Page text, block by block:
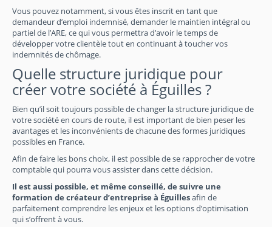
Vous pouvez notamment, si vous êtes inscrit en tant que
demandeur d’emploi indemnisé, demander le maintien intégral ou
partiel de l’ARE, ce qui vous permettra d’avoir le temps de
développer votre clientèle tout en continuant à toucher vos
indemnités de chômage.
Quelle structure juridique pour
créer votre société à Éguilles ?
Bien qu’il soit toujours possible de changer la structure juridique de
votre société en cours de route, il est important de bien peser les
avantages et les inconvénients de chacune des formes juridiques
possibles en France.
Afin de faire les bons choix, il est possible de se rapprocher de votre
comptable qui pourra vous assister dans cette décision.
Il est aussi possible, et même conseillé, de suivre une
formation de créateur d’entreprise à Éguillesafin de
parfaitement comprendre les enjeux et les options d’optimisation
qui s’offrent à vous.